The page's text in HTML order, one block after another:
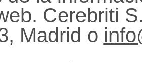
Cerebriti
Madrid o